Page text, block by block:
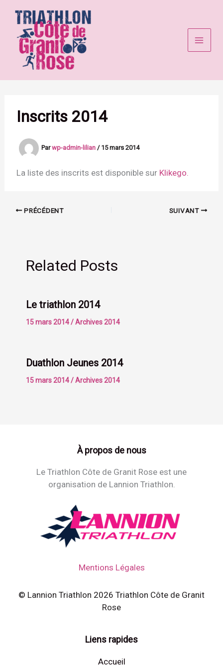
contenu
Inscrits 2014
Parwp-admin-lilian/ 15 mars 2014
La liste des inscrits est disponible sur Klikego.
PRÉCÉDENT SUIVANT
Related Posts
Le triathlon 2014
15 mars 2014/Archives 2014
Duathlon Jeunes 2014
15 mars 2014/Archives 2014
À propos de nous
Le Triathlon Côte de Granit Rose est une
organisation de Lannion Triathlon.
Mentions Légales
© Lannion Triathlon 2026 Triathlon Côte de Granit
Rose
Liens rapides
Accueil